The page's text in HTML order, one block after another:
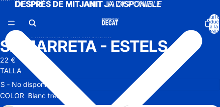
DESPRÉS DE MITJANITJA DISPONIBLE
DESPRÉS DE MITJANIT JA DISPONIBLE
Total
a la
Ves a la informació del producte.
SAMARRETA - ESTELS
22 €
TALLA
COLOR Blanc trencat